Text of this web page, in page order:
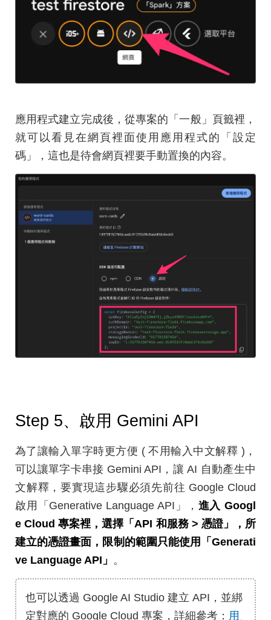
應用程式建立完成後，從專案的「一般」頁籤裡，
就可以看見在網頁裡面使用應用程式的「設定
碼」，這也是待會網頁裡要手動置換的內容。
Step 5、啟用 Gemini API
為了讓輸入單字時更方便 ( 不用輸入中文解釋 )，
可以讓單字卡串接 Gemini API，讓 AI 自動產生中
文解釋，要實現這步驟必須先前往 Google Cloud
啟用「Generative Language API」， 進入 Googl
e Cloud 專案裡，選擇「API 和服務 > 憑證」，所
建立的憑證畫面，限制的範圍只能使用「Generati
ve Language API」 。
也可以透過 Google AI Studio 建立 API，並綁
定對應的 Google Cloud 專案，詳細參考： 用